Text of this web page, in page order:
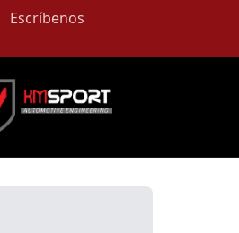
Escríbenos